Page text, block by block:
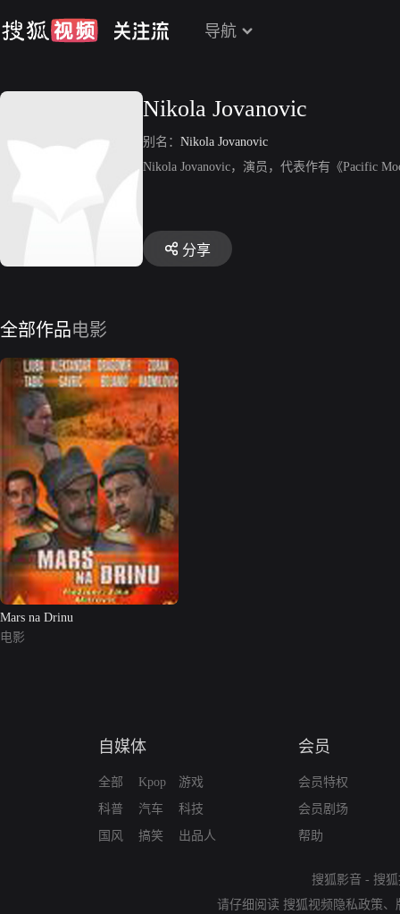
导航
Nikola Jovanovic
别名： Nikola Jovanovic
Nikola Jovanovic，演员，代表作有《Pacific
分享
全部作品电影
Mars na Drinu
电影
自媒体
全部
科普
国风
Kpop
汽车
搞笑
游戏
科技
出品人
会员
会员特权
会员剧场
帮助
搜狐影音 - 搜
请仔细阅读 搜狐视频隐私政策、